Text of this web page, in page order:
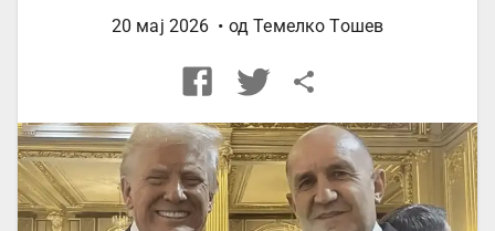
20 мај 2026 • одТемелко Тошев